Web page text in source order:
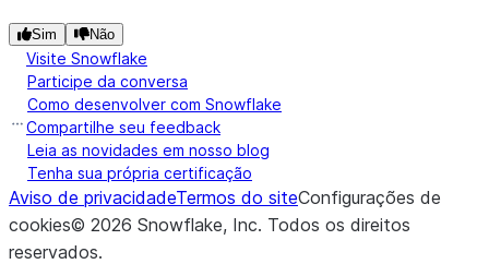
Sim Não
Visite Snowflake
Participe da conversa
Como desenvolver com Snowflake
Compartilhe seu feedback
Leia as novidades em nosso blog
Tenha sua própria certificação
Aviso de privacidadeTermos do siteConfigurações de
cookies© 2026 Snowflake, Inc. Todos os direitos
reservados.